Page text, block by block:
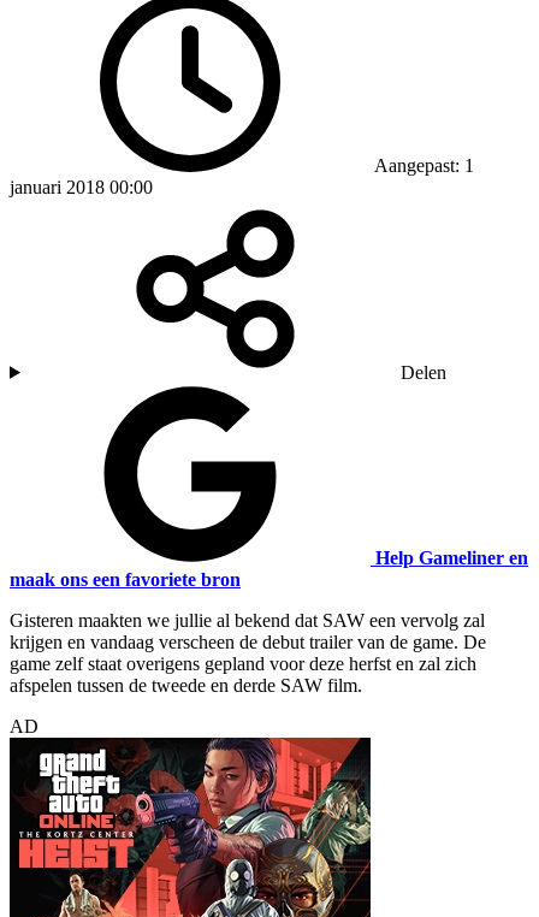
Aangepast: 1
januari 2018 00:00
Delen
Help Gameliner en
maak ons een favoriete bron
Gisteren maakten we jullie al bekend dat SAW een vervolg zal
krijgen en vandaag verscheen de debut trailer van de game. De
game zelf staat overigens gepland voor deze herfst en zal zich
afspelen tussen de tweede en derde SAW film.
AD